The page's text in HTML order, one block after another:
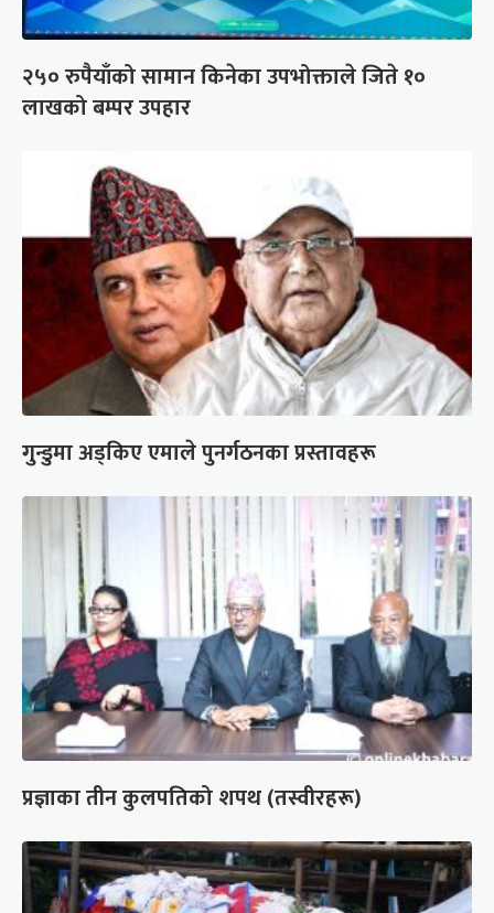
२५० रुपैयाँको सामान किनेका उपभोक्ताले जिते १०
लाखको बम्पर उपहार
गुन्डुमा अड्किए एमाले पुनर्गठनका प्रस्तावहरू
प्रज्ञाका तीन कुलपतिको शपथ (तस्वीरहरू)